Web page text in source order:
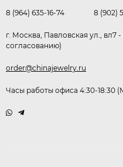
8 (964) 635-16-74 8 (902)
г. Москва, Павловская ул., вл7
согласованию)
order@chinajewelry.ru
Часы работы офиса 4:30-18:30